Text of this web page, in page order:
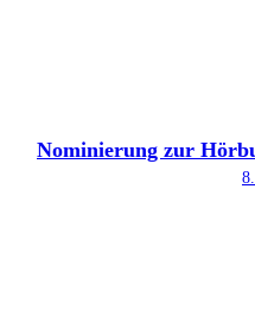
Nominierung zur